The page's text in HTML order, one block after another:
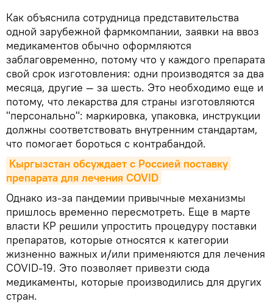
Как объяснила сотрудница представительства
одной зарубежной фармкомпании, заявки на ввоз
медикаментов обычно оформляются
заблаговременно, потому что у каждого препарата
свой срок изготовления: одни производятся за два
месяца, другие — за шесть. Это необходимо еще и
потому, что лекарства для страны изготовляются
"персонально": маркировка, упаковка, инструкции
должны соответствовать внутренним стандартам,
что помогает бороться с контрабандой.
Кыргызстан обсуждает с Россией поставку
препарата для лечения COVID
Однако из-за пандемии привычные механизмы
пришлось временно пересмотреть. Еще в марте
власти КР решили упростить процедуру поставки
препаратов, которые относятся к категории
жизненно важных и/или применяются для лечения
COVID-19. Это позволяет привезти сюда
медикаменты, которые производились для других
стран.